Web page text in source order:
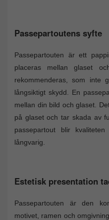
Passepartoutens syfte
Passepartouten är ett
placeras mellan glaset
rekommenderas, som inte
långsiktigt skydd. En
mellan din bild och glaset.
på glaset och tar skada av
passepartout blir
långvarig.
Estetisk presentation
Passepartouten är den
motivet, ramen och